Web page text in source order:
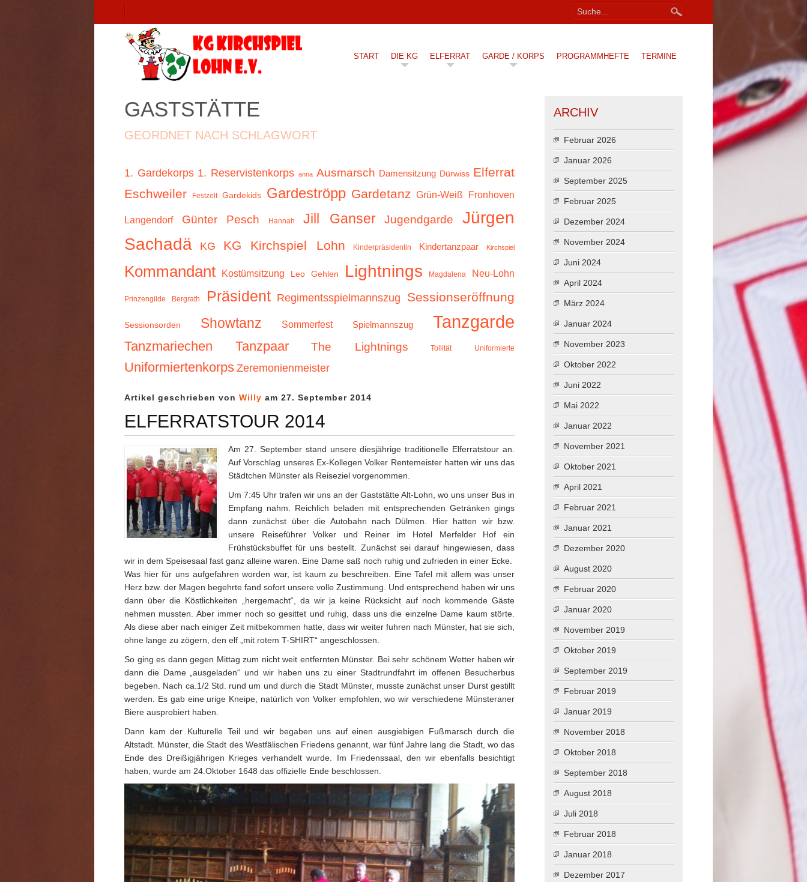
START DIE KG ELFERRAT GARDE / KORPS PROGRAMMHEFTE TERMINE
GASTSTÄTTE
GEORDNET NACH SCHLAGWORT
1. Gardekorps 1. Reservistenkorps anna Ausmarsch Damensitzung Dürwiss Elferrat
Eschweiler
Festzelt Gardekids Gardeströpp Gardetanz Grün-Weiß Fronhoven
Langendorf Günter Pesch Hannah Jill Ganser Jugendgarde
Jürgen
Sachadä
KG KG Kirchspiel Lohn Kinderpräsidentin Kindertanzpaar Kirchspiel
Kommandant Kostümsitzung Leo Gehlen Lightnings Magdalena Neu-Lohn
Prinzengilde Bergrath Präsident Regimentsspielmannszug Sessionseröffnung
Sessionsorden Showtanz Sommerfest Spielmannszug Tanzgarde
Tanzmariechen Tanzpaar The Lightnings Tollität Uniformierte
Uniformiertenkorps Zeremonienmeister
Artikel geschrieben von Willy am 27. September 2014
ELFERRATSTOUR 2014
Am 27. September stand unsere diesjährige traditionelle Elferratstour an.
Auf Vorschlag unseres Ex-Kollegen Volker Rentemeister hatten wir uns das
Städtchen Münster als Reiseziel vorgenommen.
Um 7:45 Uhr trafen wir uns an der Gaststätte Alt-Lohn, wo uns unser Bus in
Empfang nahm. Reichlich beladen mit entsprechenden Getränken gings
dann zunächst über die Autobahn nach Dülmen. Hier hatten wir bzw.
unsere Reiseführer Volker und Reiner im Hotel Merfelder Hof ein
Frühstücksbuffet für uns bestellt. Zunächst sei darauf hingewiesen, dass
wir in dem Speisesaal fast ganz alleine waren. Eine Dame saß noch ruhig und zufrieden in einer Ecke.
Was hier für uns aufgefahren worden war, ist kaum zu beschreiben. Eine Tafel mit allem was unser
Herz bzw. der Magen begehrte fand sofort unsere volle Zustimmung. Und entsprechend haben wir uns
dann über die Köstlichkeiten „hergemacht“, da wir ja keine Rücksicht auf noch kommende Gäste
nehmen mussten. Aber immer noch so gesittet und ruhig, dass uns die einzelne Dame kaum störte.
Als diese aber nach einiger Zeit mitbekommen hatte, dass wir weiter fuhren nach Münster, hat sie sich,
ohne lange zu zögern, den elf „mit rotem T-SHIRT“ angeschlossen.
So ging es dann gegen Mittag zum nicht weit entfernten Münster. Bei sehr schönem Wetter haben wir
dann die Dame „ausgeladen“ und wir haben uns zu einer Stadtrundfahrt im offenen Besucherbus
begeben. Nach ca.1/2 Std. rund um und durch die Stadt Münster, musste zunächst unser Durst gestillt
werden. Es gab eine urige Kneipe, natürlich von Volker empfohlen, wo wir verschiedene Münsteraner
Biere ausprobiert haben.
Dann kam der Kulturelle Teil und wir begaben uns auf einen ausgiebigen Fußmarsch durch die
Altstadt. Münster, die Stadt des Westfälischen Friedens genannt, war fünf Jahre lang die Stadt, wo das
Ende des Dreißigjährigen Krieges verhandelt wurde. Im Friedenssaal, den wir ebenfalls besichtigt
haben, wurde am 24.Oktober 1648 das offizielle Ende beschlossen.
ARCHIV
Februar 2026
Januar 2026
September 2025
Februar 2025
Dezember 2024
November 2024
Juni 2024
April 2024
März 2024
Januar 2024
November 2023
Oktober 2022
Juni 2022
Mai 2022
Januar 2022
November 2021
Oktober 2021
April 2021
Februar 2021
Januar 2021
Dezember 2020
August 2020
Februar 2020
Januar 2020
November 2019
Oktober 2019
September 2019
Februar 2019
Januar 2019
November 2018
Oktober 2018
September 2018
August 2018
Juli 2018
Februar 2018
Januar 2018
Dezember 2017